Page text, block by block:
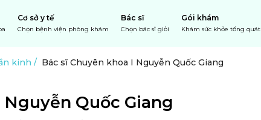
Cơ sở y tế
Chọn bệnh viện phòng khám
Bác sĩ
Chọn bác sĩ giỏi
Gói khám
Khám sức khỏe tổng quát
kinh / Bác sĩ Chuyên khoa I Nguyễn Quốc Giang
Quốc Giang